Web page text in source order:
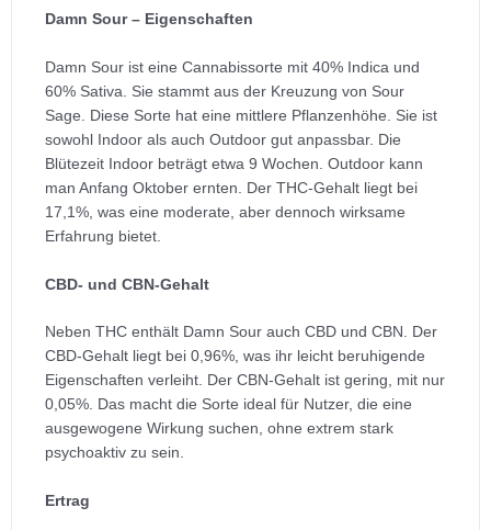
Damn Sour – Eigenschaften
Damn Sour ist eine Cannabissorte mit 40% Indica und
60% Sativa. Sie stammt aus der Kreuzung von Sour
Sage. Diese Sorte hat eine mittlere Pflanzenhöhe. Sie ist
sowohl Indoor als auch Outdoor gut anpassbar. Die
Blütezeit Indoor beträgt etwa 9 Wochen. Outdoor kann
man Anfang Oktober ernten. Der THC-Gehalt liegt bei
17,1%, was eine moderate, aber dennoch wirksame
Erfahrung bietet.
CBD- und CBN-Gehalt
Neben THC enthält Damn Sour auch CBD und CBN. Der
CBD-Gehalt liegt bei 0,96%, was ihr leicht beruhigende
Eigenschaften verleiht. Der CBN-Gehalt ist gering, mit nur
0,05%. Das macht die Sorte ideal für Nutzer, die eine
ausgewogene Wirkung suchen, ohne extrem stark
psychoaktiv zu sein.
Ertrag